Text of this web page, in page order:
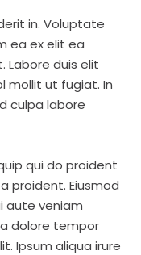
in. Voluptate
ea ex elit ea
duis elit
mollit ut fugiat. In
culpa labore
qui do proident
proident. Eiusmod
aute veniam
dolore tempor
Ipsum aliqua irure